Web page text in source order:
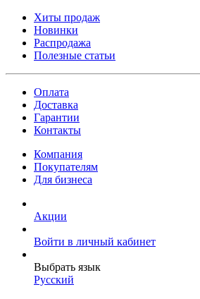
Хиты продаж
Новинки
Распродажа
Полезные статьи
Оплата
Доставка
Гарантии
Контакты
Компания
Покупателям
Для бизнеса
Акции
Войти в личный кабинет
Выбрать язык
Русский